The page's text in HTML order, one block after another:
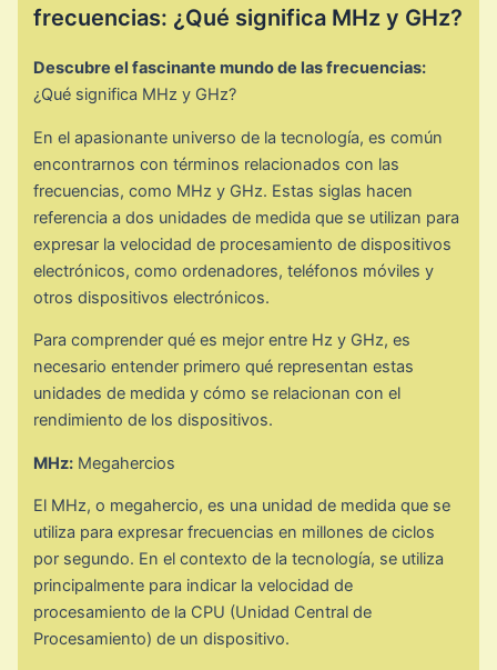
frecuencias: ¿Qué significa MHz y GHz?
Descubre el fascinante mundo de las frecuencias:
¿Qué significa MHz y GHz?
En el apasionante universo de la tecnología, es común
encontrarnos con términos relacionados con las
frecuencias, como MHz y GHz. Estas siglas hacen
referencia a dos unidades de medida que se utilizan para
expresar la velocidad de procesamiento de dispositivos
electrónicos, como ordenadores, teléfonos móviles y
otros dispositivos electrónicos.
Para comprender qué es mejor entre Hz y GHz, es
necesario entender primero qué representan estas
unidades de medida y cómo se relacionan con el
rendimiento de los dispositivos.
MHz: Megahercios
El MHz, o megahercio, es una unidad de medida que se
utiliza para expresar frecuencias en millones de ciclos
por segundo. En el contexto de la tecnología, se utiliza
principalmente para indicar la velocidad de
procesamiento de la CPU (Unidad Central de
Procesamiento) de un dispositivo.